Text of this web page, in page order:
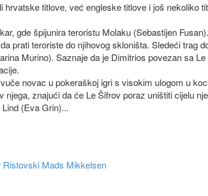
titlove, već engleske titlove i još nekoliko
gde špijunira teroristu Molaku (Sebastijen
prati teroriste do njihovog skloništa. Sledeći trag
Murino). Saznaje da je Dimitrios povezan sa
novac u pokeraškoj igri s visokim ulogom u
njega, znajući da će Le Šifrov poraz uništiti cijelu
(Eva Grin)...
Ristovski Mads Mikkelsen